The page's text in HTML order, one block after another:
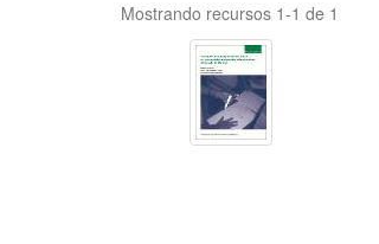
Mostrando recursos 1-1 de 1